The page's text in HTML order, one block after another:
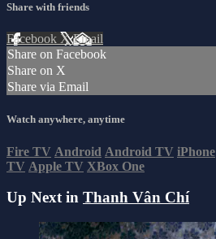
Share with friends
Facebook XEmail
Share on Facebook
Share on X
Share via Email
Watch anywhere, anytime
Fire TV Android Android TV iPhone
TV Apple TV XBox One
Up Next in Thanh Vân Chí